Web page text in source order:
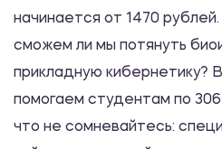
начинается от 1470
сможем ли мы потянуть
прикладную кибернетику?
помогаем студентам по
что не сомневайтесь: